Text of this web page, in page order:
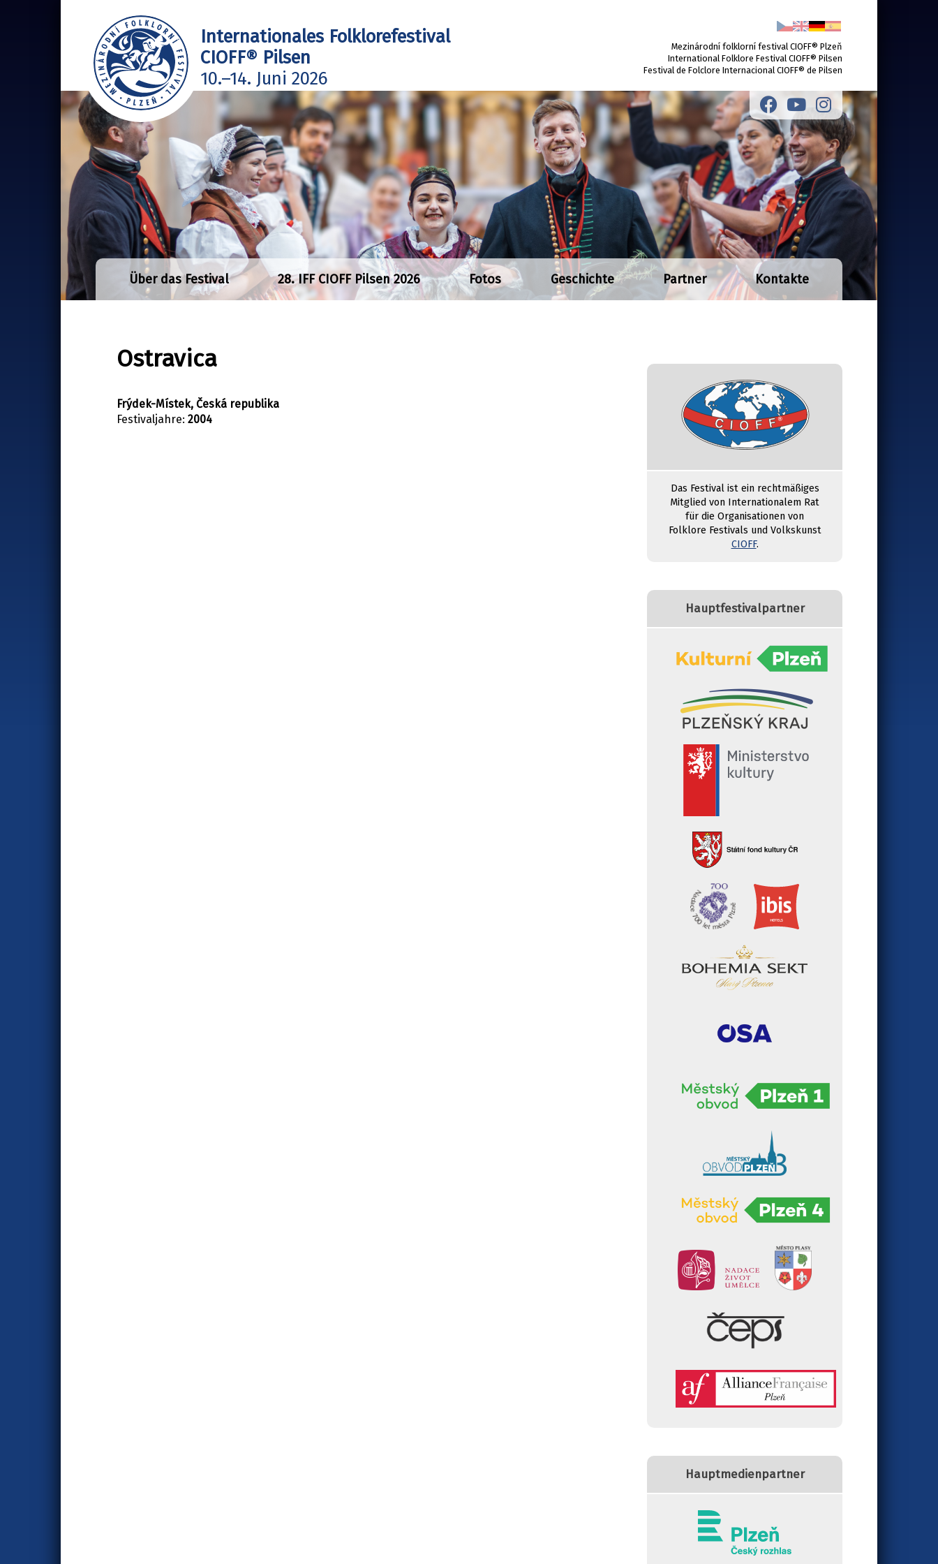
Internationales Folklorefestival
CIOFF® Pilsen
10.–14. Juni 2026
Mezinárodní folklorní festival CIOFF® Plzeň
International Folklore Festival CIOFF® Pilsen
Festival de Folclore Internacional CIOFF® de Pilsen
Über das Festival 28. IFF CIOFF Pilsen 2026 Fotos Geschichte Partner Kontakte
Ostravica
Frýdek-Místek, Česká republika
Festivaljahre: 2004
Das Festival ist ein rechtmäßiges
Mitglied von Internationalem Rat
für die Organisationen von
Folklore Festivals und Volkskunst
CIOFF.
Hauptfestivalpartner
Hauptmedienpartner